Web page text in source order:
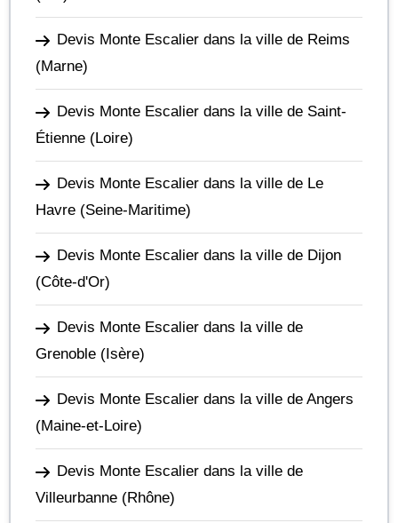
Devis Monte Escalier dans la ville de Reims
(Marne)
Devis Monte Escalier dans la ville de Saint-
Étienne (Loire)
Devis Monte Escalier dans la ville de Le
Havre (Seine-Maritime)
Devis Monte Escalier dans la ville de Dijon
(Côte-d'Or)
Devis Monte Escalier dans la ville de
Grenoble (Isère)
Devis Monte Escalier dans la ville de Angers
(Maine-et-Loire)
Devis Monte Escalier dans la ville de
Villeurbanne (Rhône)